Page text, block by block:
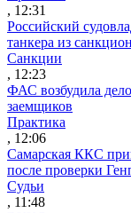
, 12:31
Российский
танкера из
Санкции
, 12:23
ФАС возбудила
заемщиков
Практика
, 12:06
Самарская ККС
после проверки
Судьи
, 11:48